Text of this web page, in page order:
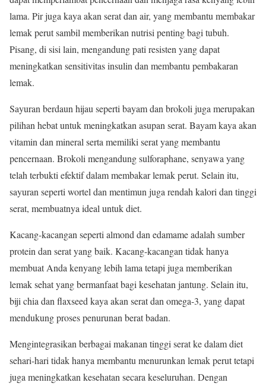
lama. Pir juga kaya akan serat dan air, yang membantu membakar
lemak perut sambil memberikan nutrisi penting bagi tubuh.
Pisang, di sisi lain, mengandung pati resisten yang dapat
meningkatkan sensitivitas insulin dan membantu pembakaran
lemak.
Sayuran berdaun hijau seperti bayam dan brokoli juga merupakan
pilihan hebat untuk meningkatkan asupan serat. Bayam kaya akan
vitamin dan mineral serta memiliki serat yang membantu
pencernaan. Brokoli mengandung sulforaphane, senyawa yang
telah terbukti efektif dalam membakar lemak perut. Selain itu,
sayuran seperti wortel dan mentimun juga rendah kalori dan tinggi
serat, membuatnya ideal untuk diet.
Kacang-kacangan seperti almond dan edamame adalah sumber
protein dan serat yang baik. Kacang-kacangan tidak hanya
membuat Anda kenyang lebih lama tetapi juga memberikan
lemak sehat yang bermanfaat bagi kesehatan jantung. Selain itu,
biji chia dan flaxseed kaya akan serat dan omega-3, yang dapat
mendukung proses penurunan berat badan.
Mengintegrasikan berbagai makanan tinggi serat ke dalam diet
sehari-hari tidak hanya membantu menurunkan lemak perut tetapi
juga meningkatkan kesehatan secara keseluruhan. Dengan